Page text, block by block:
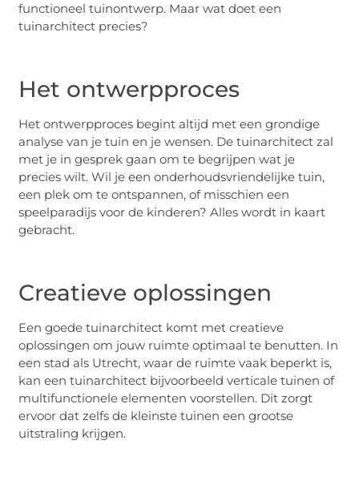
functioneel tuinontwerp. Maar wat doet een
tuinarchitect precies?
Het ontwerpproces
Het ontwerpproces begint altijd met een grondige
analyse van je tuin en je wensen. De tuinarchitect zal
met je in gesprek gaan om te begrijpen wat je
precies wilt. Wil je een onderhoudsvriendelijke tuin,
een plek om te ontspannen, of misschien een
speelparadijs voor de kinderen? Alles wordt in kaart
gebracht.
Creatieve oplossingen
Een goede tuinarchitect komt met creatieve
oplossingen om jouw ruimte optimaal te benutten. In
een stad als Utrecht, waar de ruimte vaak beperkt is,
kan een tuinarchitect bijvoorbeeld verticale tuinen of
multifunctionele elementen voorstellen. Dit zorgt
ervoor dat zelfs de kleinste tuinen een grootse
uitstraling krijgen.